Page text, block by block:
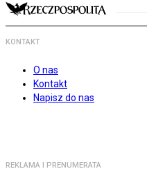
KONTAKT
O nas
Kontakt
Napisz do nas
REKLAMA I PRENUMERATA